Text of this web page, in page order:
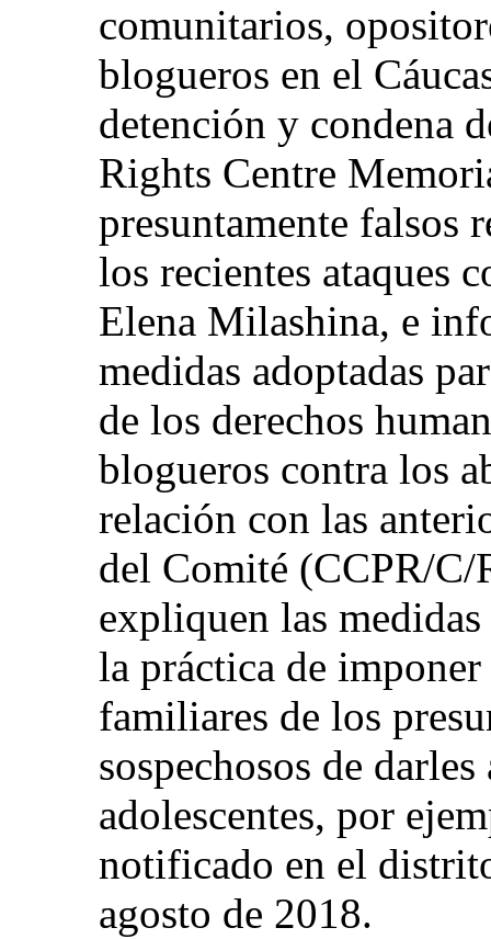
comunitarios,
blogueros en el
detención y condena
Rights Centre
presuntamente falsos
los recientes ataques
Elena Milashina, e
medidas adoptadas
de los derechos
blogueros contra los
relación con las
del Comité (CCPR/
expliquen las
la práctica de
familiares de los
sospechosos de
adolescentes, por
notificado en el
agosto de 2018.